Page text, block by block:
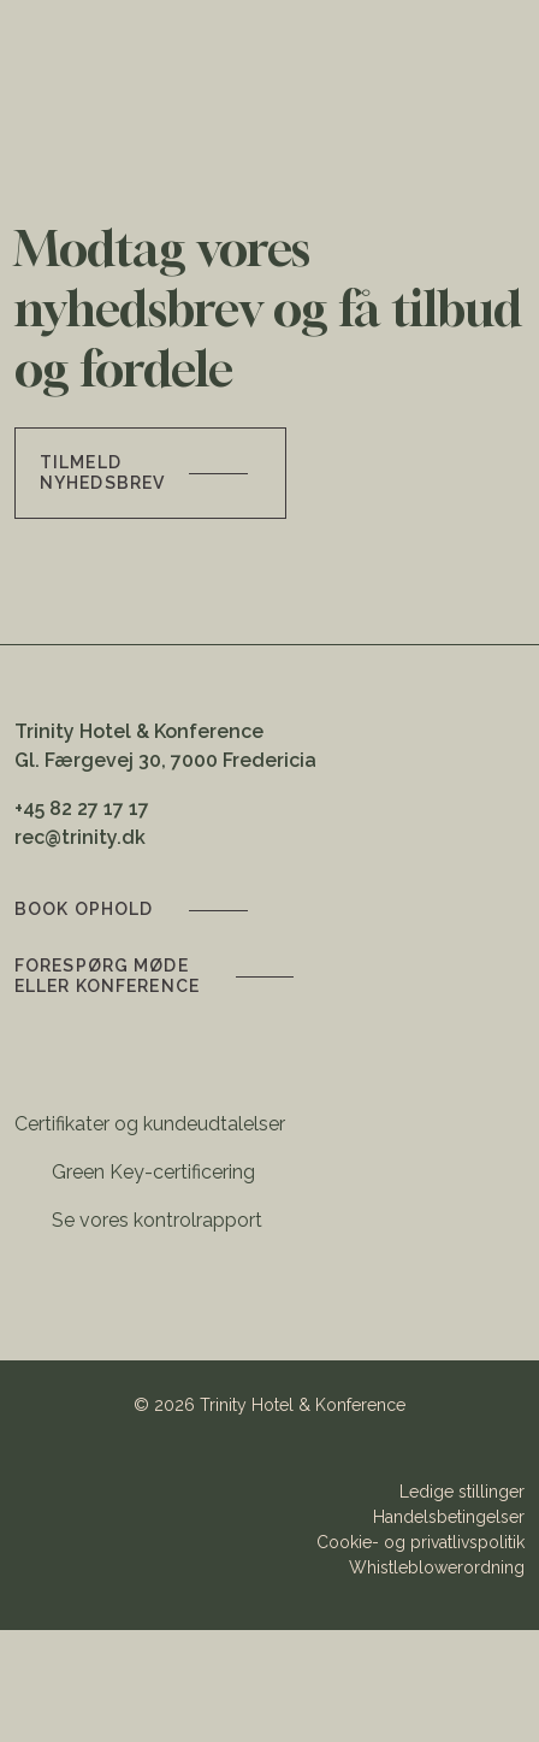
Modtag vores
nyhedsbrev og få tilbud
og fordele
TILMELD
NYHEDSBREV
Trinity Hotel & Konference
Gl. Færgevej 30, 7000 Fredericia
+45 82 27 17 17
rec@trinity.dk
BOOK OPHOLD
FORESPØRG MØDE
ELLER KONFERENCE
Certifikater og kundeudtalelser
Green Key-certificering
Se vores kontrolrapport
© 2026 Trinity Hotel & Konference
Ledige stillinger
Handelsbetingelser
Cookie- og privatlivspolitik
Whistleblowerordning